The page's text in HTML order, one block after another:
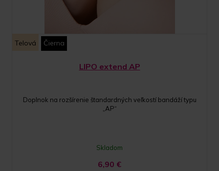
Telová Čierna
LIPO extend AP
Doplnok na rozšírenie štandardných veľkostí bandáží typu
„AP“
Skladom
6,90 €